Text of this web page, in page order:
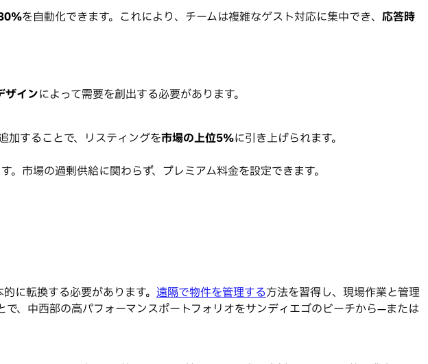
を自動化できます。これにより、チームは複雑なゲスト対応に集中でき、 応答時
ザインによって需要を創出する必要があります。
加することで、リスティングを市場の上位5%に引き上げられます。
。市場の過剰供給に関わらず、プレミアム料金を設定できます。
に転換する必要があります。 遠隔で物件を管理する方法を習得し、現場作業と管理
で、中西部の高パフォーマンスポートフォリオをサンディエゴのビーチから—または